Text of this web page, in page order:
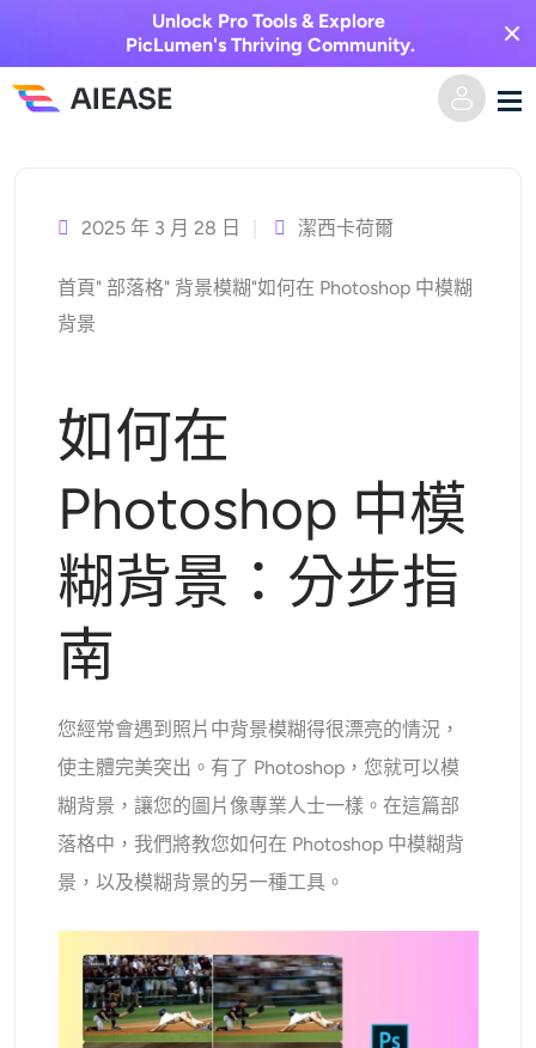
Unlock Pro Tools & Explore
PicLumen's Thriving Community.
AI視頻
文字轉視頻
視頻效果
AI親吻生成器
AI擁抱生成器
AI舞蹈生成器
支援的人工智慧模型
Seedance 2.0 Kling 2.6 Motion Control Veo 3.1
Sora 2.0 Kling 2.6 Pro Kling 2.1 Master Hailuo 2.3
Wan 2.5
視覺特效
以圖生圖
文字轉圖片
支援的人工智慧模型
Seedream 5.0 專業版 Nano Banana Pro Seedream 4.5
納米香蕉
人工智慧工具
相片編輯與創作工具
照片增強器
物件移除器
背景去除劑
AI背景
AI擴展器
人工智慧替換器
2025 年 3 月 28 日 潔西卡荷爾
首頁" 部落格" 背景模糊"如何在 Photoshop 中模糊
背景
如何在
Photoshop 中模
糊背景：分步指
南
您經常會遇到照片中背景模糊得很漂亮的情況，
使主體完美突出。有了 Photoshop，您就可以模
糊背景，讓您的圖片像專業人士一樣。在這篇部
落格中，我們將教您如何在 Photoshop 中模糊背
景，以及模糊背景的另一種工具。